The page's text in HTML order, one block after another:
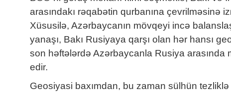
arasındakı rəqabətin qurbanına çevrilməsinə
Xüsusilə, Azərbaycanın mövqeyi incə
yanaşı, Bakı Rusiyaya qarşı olan hər hansı
son həftələrdə Azərbaycanla Rusiya
edir.
Geosiyasi baxımdan, bu zaman sülhün